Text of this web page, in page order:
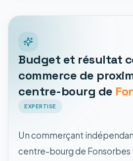
Budget et résultat
commerce de
centre-bourg de
EXPERTISE
Un commerçant
centre-bourg de